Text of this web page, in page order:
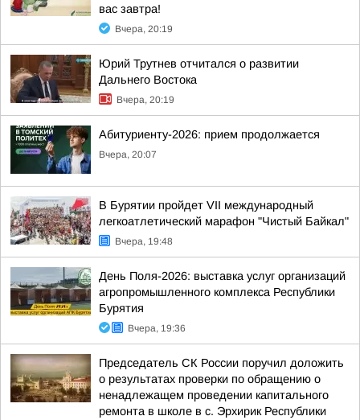
вас завтра!
Вчера, 20:19
Юрий Трутнев отчитался о развитии
Дальнего Востока
Вчера, 20:19
Абитуриенту-2026: прием продолжается
Вчера, 20:07
В Бурятии пройдет VII международный
легкоатлетический марафон "Чистый Байкал"
Вчера, 19:48
День Поля-2026: выставка услуг организаций
агропромышленного комплекса Республики
Бурятия
Вчера, 19:36
Председатель СК России поручил доложить
о результатах проверки по обращению о
ненадлежащем проведении капитального
ремонта в школе в с. Эрхирик Республики